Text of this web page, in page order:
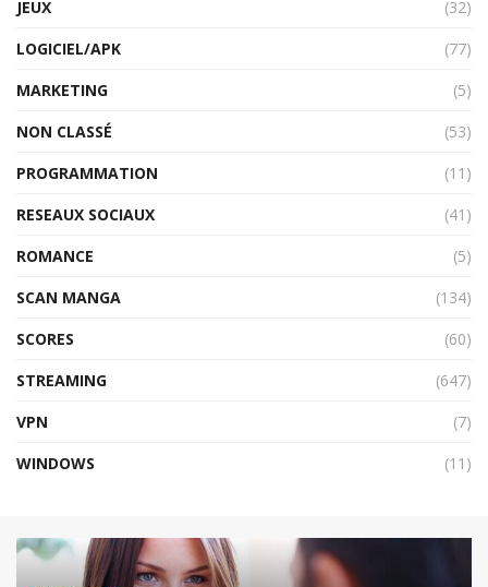
JEUX
(32)
LOGICIEL/APK
(77)
MARKETING
(5)
NON CLASSÉ
(53)
PROGRAMMATION
(11)
RESEAUX SOCIAUX
(41)
ROMANCE
(5)
SCAN MANGA
(134)
SCORES
(60)
STREAMING
(647)
VPN
(7)
WINDOWS
(11)